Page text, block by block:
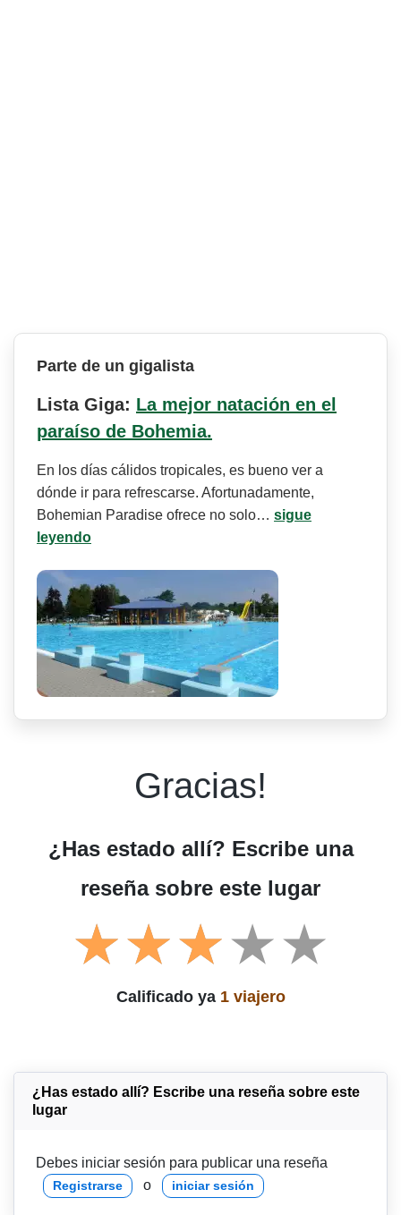
Parte de un gigalista
Lista Giga: La mejor natación en el
paraíso de Bohemia.
En los días cálidos tropicales, es bueno ver a
dónde ir para refrescarse. Afortunadamente,
Bohemian Paradise ofrece no solo… sigue
leyendo
Gracias!
¿Has estado allí? Escribe una
reseña sobre este lugar
Calificado ya 1 viajero
¿Has estado allí? Escribe una reseña sobre este
lugar
Debes iniciar sesión para publicar una reseña
Registrarse o iniciar sesión